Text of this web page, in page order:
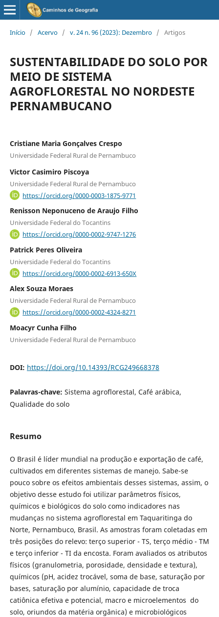
Início / Acervo / v. 24 n. 96 (2023): Dezembro / Artigos
SUSTENTABILIDADE DO SOLO POR
MEIO DE SISTEMA
AGROFLORESTAL NO NORDESTE
PERNAMBUCANO
Cristiane Maria Gonçalves Crespo
Universidade Federal Rural de Pernambuco
Victor Casimiro Piscoya
Universidade Federal Rural de Pernambuco
https://orcid.org/0000-0003-1875-9771
Renisson Neponuceno de Araujo Filho
Universidade Federal do Tocantins
https://orcid.org/0000-0002-9747-1276
Patrick Peres Oliveira
Universidade Federal do Tocantins
https://orcid.org/0000-0002-6913-650X
Alex Souza Moraes
Universidade Federal Rural de Pernambuco
https://orcid.org/0000-0002-4324-8271
Moacyr Cunha Filho
Universidade Federal Rural de Pernambuco
DOI: https://doi.org/10.14393/RCG249668378
Palavras-chave: Sistema agroflorestal, Café arábica,
Qualidade do solo
Resumo
O Brasil é líder mundial na produção e exportação de café,
cultivados em diferentes sistemas de manejo. Sabe-se
pouco sobre os efeitos ambientais desses sistemas, assim, o
objetivo desse estudo foi utilizar parâmetros físicos,
químicos e biológicos do solo como indicadores nas
mudanças no sistema agroflorestal em Taquaritinga do
Norte, Pernambuco, Brasil. As amostras foram coletadas em
três posições do relevo: terço superior - TS, terço médio - TM
e terço inferior - TI da encosta. Foram avaliados os atributos
físicos (granulometria, porosidade, densidade e textura),
químicos (pH, acidez trocável, soma de base, saturação por
bases, saturação por alumínio, capacidade de troca
catiônica efetiva e potencial, macro e microelementos do
solo, oriundos da matéria orgânica) e microbiológicos